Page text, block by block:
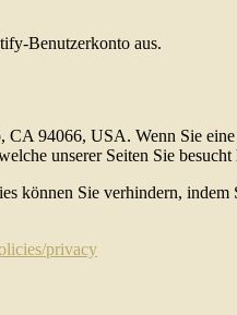
Benutzerkonto aus.
94066, USA. Wenn Sie
unserer Seiten Sie besucht
können Sie verhindern, indem
privacy